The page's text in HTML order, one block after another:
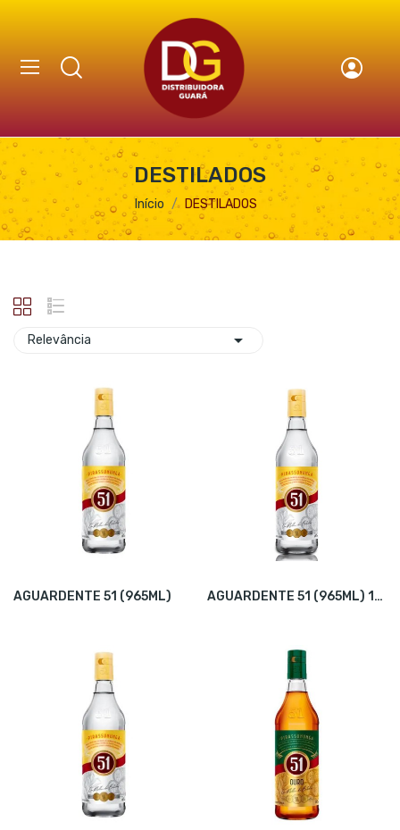
DESTILADOS
Início DESTILADOS
Relevância 
AGUARDENTE 51 (965ML) AGUARDENTE 51 (965ML) 12X1 PAPELÃO